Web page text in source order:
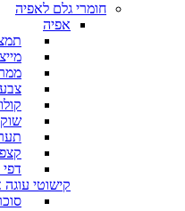
חומרי גלם לאפיה
אפיה
קישוטי עוגה